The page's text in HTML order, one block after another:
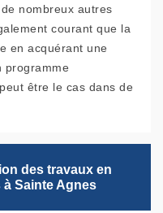
nombreux autres
courant que la
en acquérant une
programme
être le cas dans de
des travaux en
Sainte Agnes